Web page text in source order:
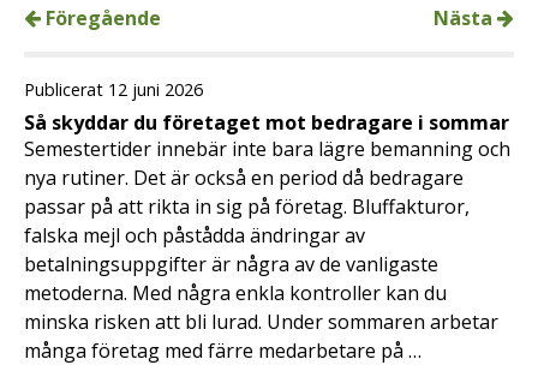
Föregående Nästa
Publicerat 12 juni 2026
Så skyddar du företaget mot bedragare i sommar
Semestertider innebär inte bara lägre bemanning och
nya rutiner. Det är också en period då bedragare
passar på att rikta in sig på företag. Bluffakturor,
falska mejl och påstådda ändringar av
betalningsuppgifter är några av de vanligaste
metoderna. Med några enkla kontroller kan du
minska risken att bli lurad. Under sommaren arbetar
många företag med färre medarbetare på …